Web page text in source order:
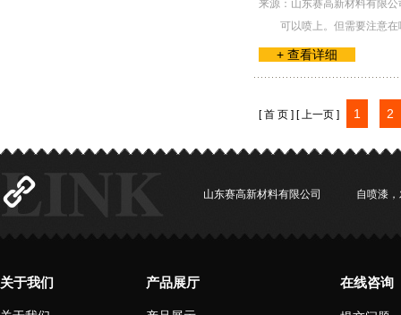
来源：山东赛高新材料有限
可以喷上。但需要注意
+ 查看详细
[ 首 页 ] [ 上一页 ] 1 2
山东赛高新材料有限公司 自喷漆
关于我们 产品展厅 在线咨询